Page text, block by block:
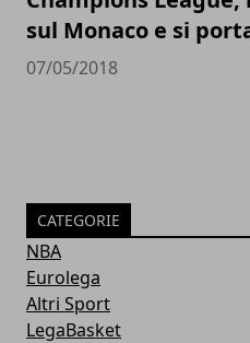
sul Monaco e si
07/05/2018
CATEGORIE
NBA
Eurolega
Altri Sport
LegaBasket